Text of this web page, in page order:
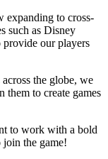
expanding to cross-
such as Disney
provide our players
the globe, we
them to create games
to work with a bold
join the game!